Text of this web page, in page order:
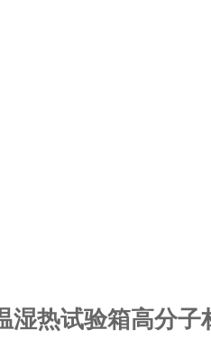
湿热试验箱高分子